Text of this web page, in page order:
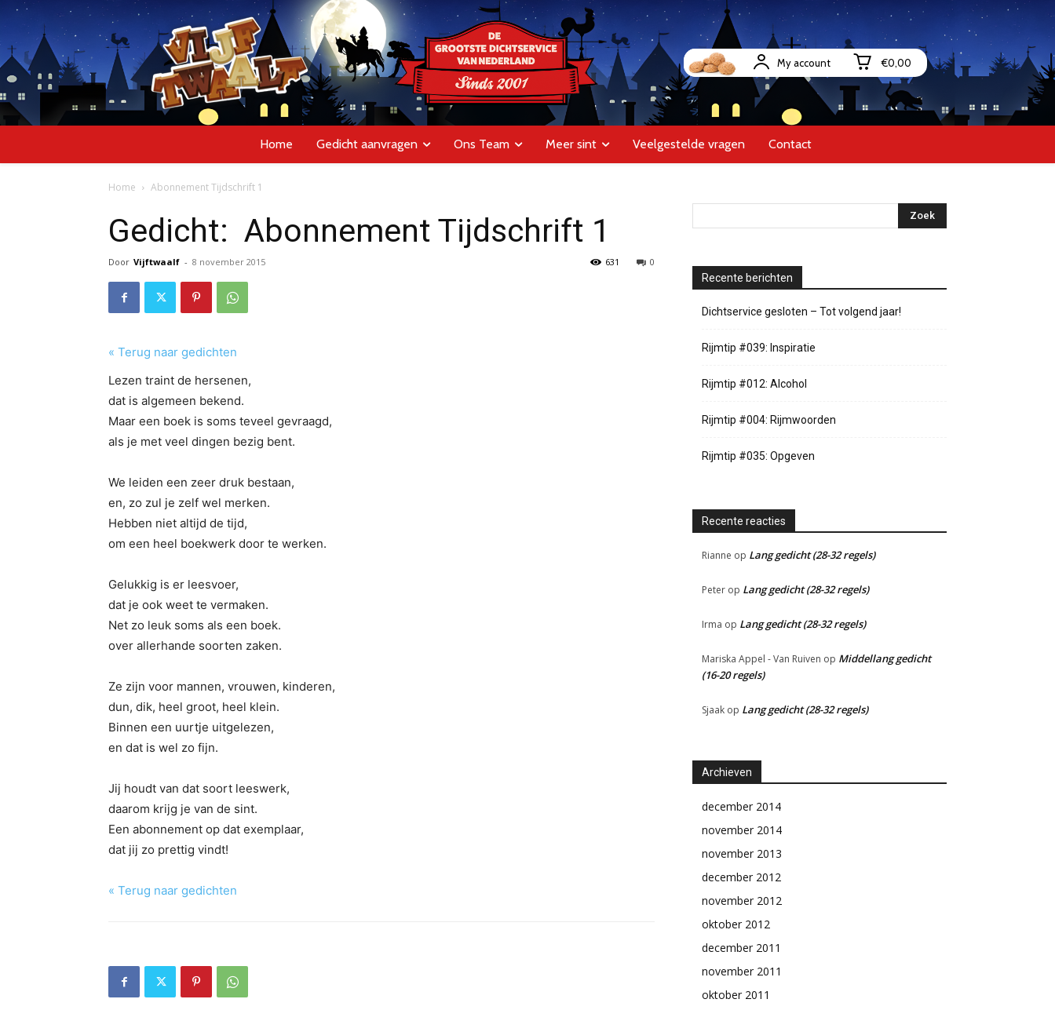
My account €0,00
Home Gedicht aanvragen Ons Team Meer sint Veelgestelde vragen Contact
Home Abonnement Tijdschrift 1
Gedicht: Abonnement Tijdschrift 1
Door Vijftwaalf - 8 november 2015 0
631
« Terug naar gedichten
Lezen traint de hersenen,
dat is algemeen bekend.
Maar een boek is soms teveel gevraagd,
als je met veel dingen bezig bent.
We leiden een zeer druk bestaan,
en, zo zul je zelf wel merken.
Hebben niet altijd de tijd,
om een heel boekwerk door te werken.
Gelukkig is er leesvoer,
dat je ook weet te vermaken.
Net zo leuk soms als een boek.
over allerhande soorten zaken.
Ze zijn voor mannen, vrouwen, kinderen,
dun, dik, heel groot, heel klein.
Binnen een uurtje uitgelezen,
en dat is wel zo fijn.
Jij houdt van dat soort leeswerk,
daarom krijg je van de sint.
Een abonnement op dat exemplaar,
dat jij zo prettig vindt!
« Terug naar gedichten
Recente berichten
Dichtservice gesloten – Tot volgend jaar!
Rijmtip #039: Inspiratie
Rijmtip #012: Alcohol
Rijmtip #004: Rijmwoorden
Rijmtip #035: Opgeven
Recente reacties
Rianne op Lang gedicht (28-32 regels)
Peter op Lang gedicht (28-32 regels)
Irma op Lang gedicht (28-32 regels)
Mariska Appel - Van Ruiven op Middellang gedicht
(16-20 regels)
Sjaak op Lang gedicht (28-32 regels)
Archieven
december 2014
november 2014
november 2013
december 2012
november 2012
oktober 2012
december 2011
november 2011
oktober 2011